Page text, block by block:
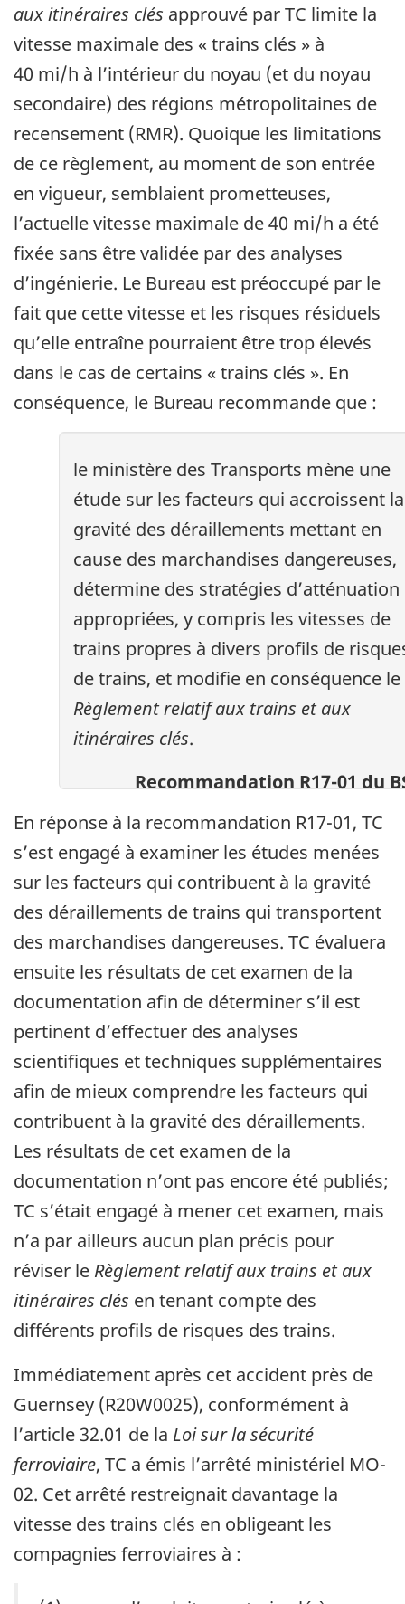
aux itinéraires clés approuvé par TC limite la
vitesse maximale des « trains clés » à
40 mi/h à l’intérieur du noyau (et du noyau
secondaire) des régions métropolitaines de
recensement (RMR). Quoique les limitations
de ce règlement, au moment de son entrée
en vigueur, semblaient prometteuses,
l’actuelle vitesse maximale de 40 mi/h a été
fixée sans être validée par des analyses
d’ingénierie. Le Bureau est préoccupé par le
fait que cette vitesse et les risques résiduels
qu’elle entraîne pourraient être trop élevés
dans le cas de certains « trains clés ». En
conséquence, le Bureau recommande que :
le ministère des Transports mène une
étude sur les facteurs qui accroissent la
gravité des déraillements mettant en
cause des marchandises dangereuses,
détermine des stratégies d’atténuation
appropriées, y compris les vitesses de
trains propres à divers profils de
de trains, et modifie en conséquence le
Règlement relatif aux trains et aux
itinéraires clés.
Recommandation R17-01 du
En réponse à la recommandation R17-01, TC
s’est engagé à examiner les études menées
sur les facteurs qui contribuent à la gravité
des déraillements de trains qui transportent
des marchandises dangereuses. TC évaluera
ensuite les résultats de cet examen de la
documentation afin de déterminer s’il est
pertinent d’effectuer des analyses
scientifiques et techniques supplémentaires
afin de mieux comprendre les facteurs qui
contribuent à la gravité des déraillements.
Les résultats de cet examen de la
documentation n’ont pas encore été publiés;
TC s’était engagé à mener cet examen, mais
n’a par ailleurs aucun plan précis pour
réviser le Règlement relatif aux trains et aux
itinéraires clés en tenant compte des
différents profils de risques des trains.
Immédiatement après cet accident près de
Guernsey (R20W0025), conformément à
l’article 32.01 de la Loi sur la sécurité
ferroviaire, TC a émis l’arrêté ministériel MO-
02. Cet arrêté restreignait davantage la
vitesse des trains clés en obligeant les
compagnies ferroviaires à :